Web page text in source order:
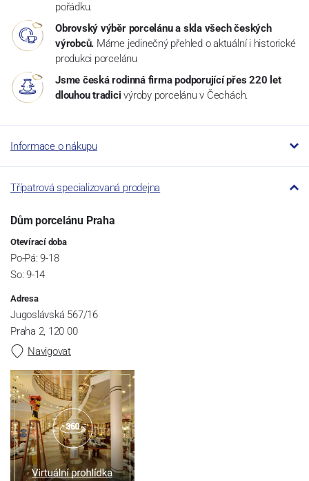
pořádku.
Obrovský výběr porcelánu a skla všech českých
výrobců. Máme jedinečný přehled o aktuální i historické
produkci porcelánu
Jsme česká rodinná firma podporující přes 220 let
dlouhou tradici výroby porcelánu v Čechách.
Informace o nákupu
Třípatrová specializovaná prodejna
Dům porcelánu Praha
Otevírací doba
Po-Pá: 9-18
So: 9-14
Adresa
Jugoslávská 567/16
Praha 2, 120 00
Navigovat